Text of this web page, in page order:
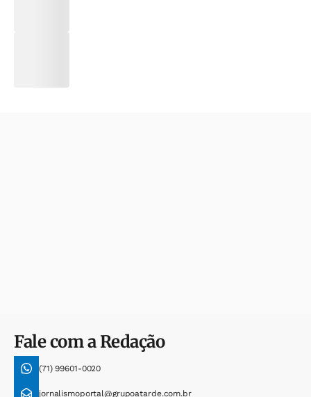
Fale com a Redação
(71) 99601-0020
jornalismoportal@grupoatarde.com.br